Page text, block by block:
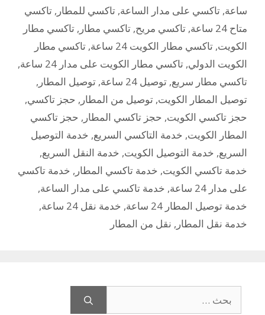
ساعة, تاكسي على مدار الساعة, تاكسي للمطار , تاكسي
متاح 24 ساعة
, تاكسي مريح, تاكسي مطار , تاكسي مطار
الكويت, تاكسي مطار الكويت 24 ساعة , تاكسي مطار
الكويت الدولي, تاكسي مطار الكويت على مدار 24 ساعة
,
تاكسي مطار سريع, توصيل 24 ساعة , توصيل المطار ,
توصيل المطار الكويت, توصيل من المطار , حجز تاكسي,
حجز تاكسي الكويت, حجز تاكسي المطار , حجز تاكسي
المطار الكويت, خدمة التاكسي السريع, خدمة التوصيل
السريع, خدمة التوصيل الكويت, خدمة النقل السريع,
خدمة تاكسي الكويت, خدمة تاكسي المطار , خدمة تاكسي
على مدار 24 ساعة
, خدمة تاكسي على مدار الساعة,
خدمة توصيل المطار 24 ساعة
, خدمة نقل 24 ساعة
,
خدمة نقل المطار , نقل من المطار
عن: